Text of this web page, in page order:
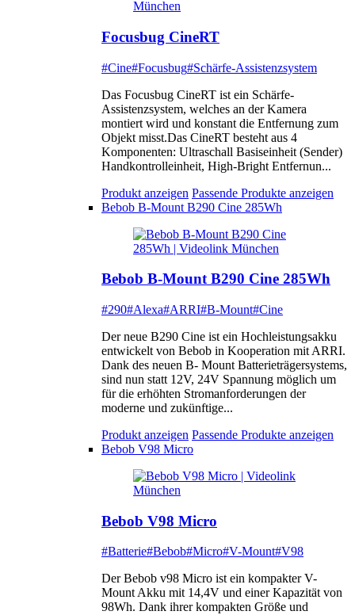
Focusbug CineRT
#Cine#Focusbug#Schärfe-Assistenzsystem
Das Focusbug CineRT ist ein Schärfe-
Assistenzsystem, welches an der Kamera
montiert wird und konstant die Entfernung zum
Objekt misst.Das CineRT besteht aus 4
Komponenten: Ultraschall Basiseinheit (Sender)
Handkontrolleinheit, High-Bright Entfernun...
Produkt anzeigen Passende Produkte anzeigen
Bebob B-Mount B290 Cine 285Wh
Bebob B-Mount B290 Cine 285Wh
#290#Alexa#ARRI#B-Mount#Cine
Der neue B290 Cine ist ein Hochleistungsakku
entwickelt von Bebob in Kooperation mit ARRI.
Dank des neuen B- Mount Batterieträgersystems,
sind nun statt 12V, 24V Spannung möglich um
für die erhöhten Stromanforderungen der
moderne und zukünftige...
Produkt anzeigen Passende Produkte anzeigen
Bebob V98 Micro
Bebob V98 Micro
#Batterie#Bebob#Micro#V-Mount#V98
Der Bebob v98 Micro ist ein kompakter V-
Mount Akku mit 14,4V und einer Kapazität von
98Wh. Dank ihrer kompakten Größe und